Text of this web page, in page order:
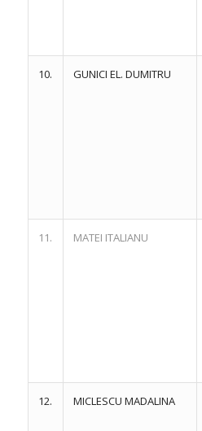
10. GUNICI EL. DUMITRU
11. MATEI ITALIANU
12. MICLESCU MADALINA